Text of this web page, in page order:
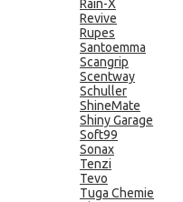
Rain-X
Revive
Rupes
Santoemma
Scangrip
Scentway
Schuller
ShineMate
Shiny Garage
Soft99
Sonax
Tenzi
Tevo
Tuga Chemie